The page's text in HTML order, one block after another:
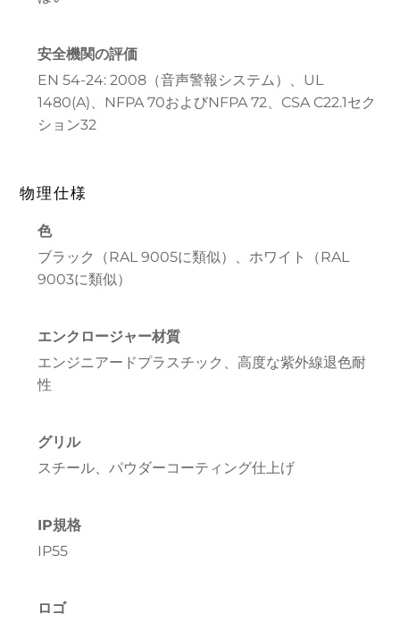
安全機関の評価
EN 54-24: 2008（音声警報システム）、UL
1480(A)、NFPA 70およびNFPA 72、CSA C22.1セク
ション32
物理仕様
色
ブラック（RAL 9005に類似）、ホワイト（RAL
9003に類似）
エンクロージャー材質
エンジニアードプラスチック、高度な紫外線退色耐
性
グリル
スチール、パウダーコーティング仕上げ
IP規格
IP55
ロゴ